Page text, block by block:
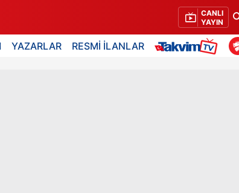
CANLI
YAYIN
YAZARLAR RESMİ İLANLAR